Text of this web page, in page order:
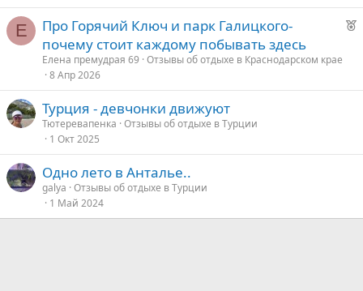
Е
Р
у
Про Горячий Ключ и парк Галицкого-
почему стоит каждому побывать здесь
Елена премудрая 69 Отзывы об отдыхе в Краснодарском крае
8 Апр 2026
Турция - девчонки движуют
Тютеревапенка Отзывы об отдыхе в Турции
1 Окт 2025
Одно лето в Анталье..
galya Отзывы об отдыхе в Турции
1 Май 2024